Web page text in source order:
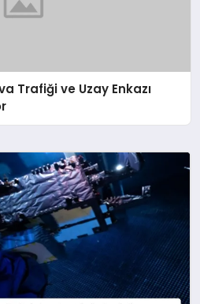
Trafiği ve Uzay Enkazı